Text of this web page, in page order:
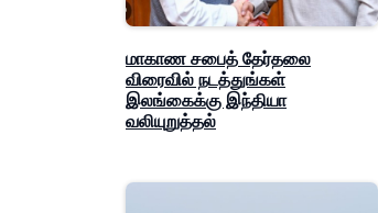
மாகாண சபைத் தேர்தலை
விரைவில் நடத்துங்கள்
இலங்கைக்கு இந்தியா
வலியுறுத்தல்